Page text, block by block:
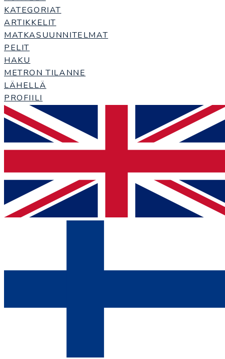
KATEGORIAT
ARTIKKELIT
MATKASUUNNITELMAT
PELIT
HAKU
METRON TILANNE
LÄHELLÄ
PROFIILI